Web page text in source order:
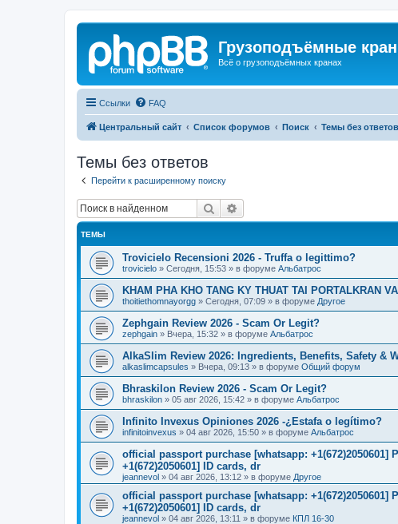
Грузоподъёмные
Всё о грузоподъёмных кранах
Ссылки FAQ
Центральный сайт Список форумов Поиск Темы без ответов
Темы без ответов
Перейти к расширенному поиску
Поиск
ТЕМЫ
Trovicielo Recensioni 2026 - Truffa o legittimo?
trovicielo » Сегодня, 15:53 » в форуме Альбатрос
KHAM PHA KHO TANG KY THUAT TAI PORTALKRAN
thoitiethomnayorgg » Сегодня, 07:09 » в форуме Другое
Zephgain Review 2026 - Scam Or Legit?
zephgain » Вчера, 15:32 » в форуме Альбатрос
AlkaSlim Review 2026: Ingredients, Benefits, Safety &
alkaslimcapsules » Вчера, 09:13 » в форуме Общий форум
Bhraskilon Review 2026 - Scam Or Legit?
bhraskilon » 05 авг 2026, 15:42 » в форуме Альбатрос
Infinito Invexus Opiniones 2026 -¿Estafa o legítimo?
infinitoinvexus » 04 авг 2026, 15:50 » в форуме Альбатрос
official passport purchase [whatsapp: +1(672)2050601]
+1(672)2050601] ID cards, dr
jeannevol » 04 авг 2026, 13:12 » в форуме Другое
official passport purchase [whatsapp: +1(672)2050601]
+1(672)2050601] ID cards, dr
jeannevol » 04 авг 2026, 13:11 » в форуме КПЛ 16-30